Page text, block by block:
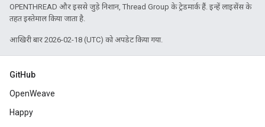
OPENTHREAD और इससे जुड़े निशान, Thread Group के ट्रेडमार्क हैं. इन्हें लाइसेंस के
तहत इस्तेमाल किया जाता है.
आखिरी बार 2026-02-18 (UTC) को अपडेट किया गया.
GitHub
OpenWeave
Happy